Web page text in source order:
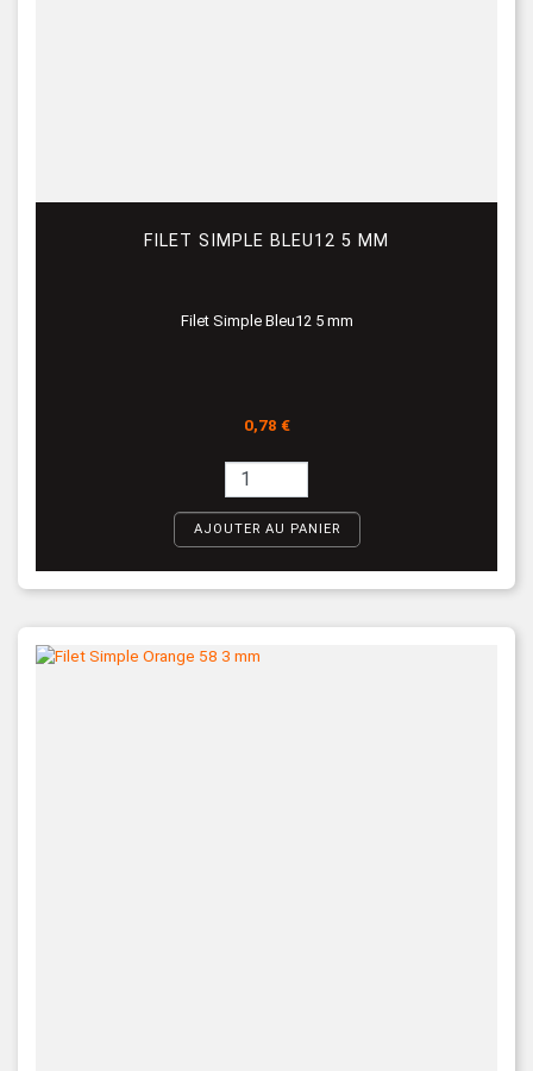
FILET SIMPLE BLEU12 5 MM
Filet Simple Bleu12 5 mm
Prix
0,78 €
AJOUTER AU PANIER